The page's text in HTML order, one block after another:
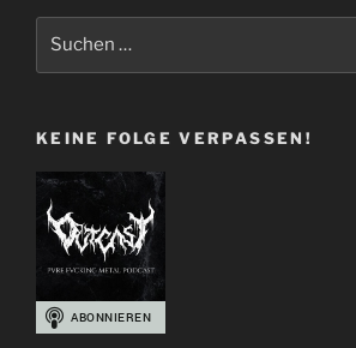
Von
Schädeln
–
Metal
Album
Cover
Best-
KEINE FOLGE VERPASSEN!